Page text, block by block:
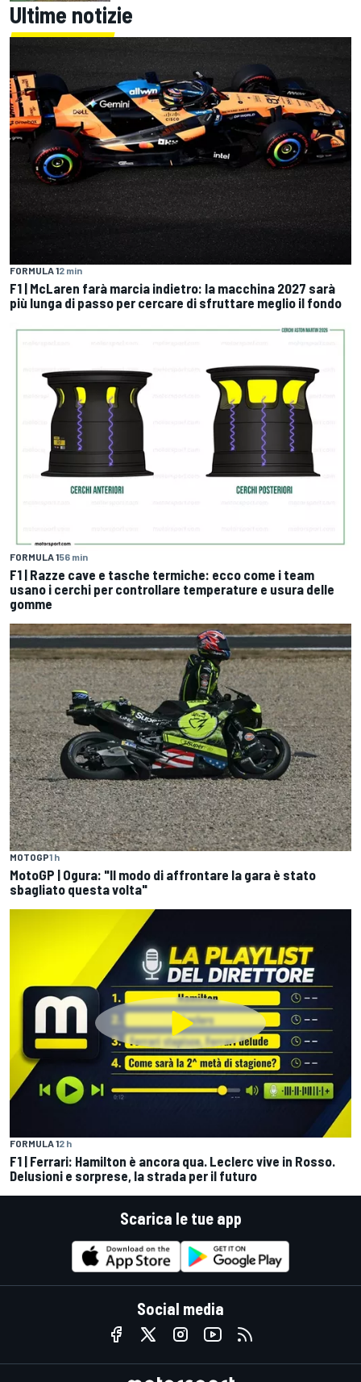
Ultime notizie
FORMULA 12 min
F1 | McLaren farà marcia indietro: la macchina 2027 sarà
più lunga di passo per cercare di sfruttare meglio il fondo
FORMULA 156 min
F1 | Razze cave e tasche termiche: ecco come i team
usano i cerchi per controllare temperature e usura delle
gomme
MOTOGP1 h
MotoGP | Ogura: "Il modo di affrontare la gara è stato
sbagliato questa volta"
FORMULA 12 h
F1 | Ferrari: Hamilton è ancora qua. Leclerc vive in Rosso.
Delusioni e sorprese, la strada per il futuro
Scarica le tue app
Social media